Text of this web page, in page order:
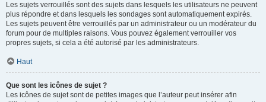
Les sujets verrouillés sont des sujets dans lesquels les utilisateurs ne peuvent
plus répondre et dans lesquels les sondages sont automatiquement expirés.
Les sujets peuvent être verrouillés par un administrateur ou un modérateur du
forum pour de multiples raisons. Vous pouvez également verrouiller vos
propres sujets, si cela a été autorisé par les administrateurs.
Haut
Que sont les icônes de sujet ?
Les icônes de sujet sont de petites images que l’auteur peut insérer afin